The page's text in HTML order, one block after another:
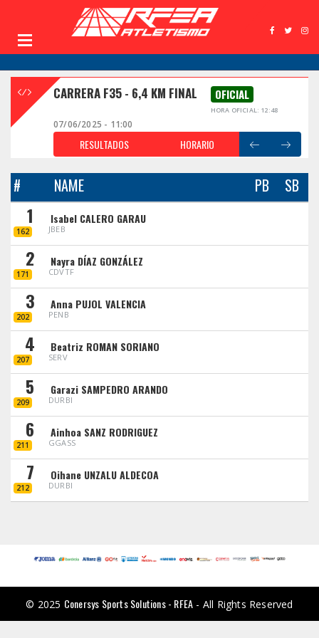
CARRERA F35 - 6,4 KM FINAL OFICIAL
HORA OFICIAL: 12:48
07/06/2025 - 11:00
RESULTADOS HORARIO
# NAME PB SB
1
162
Isabel CALERO GARAU
JBEB
2
171
Nayra DÍAZ GONZÁLEZ
CDVTF
3
202
Anna PUJOL VALENCIA
PENB
4
207
Beatriz ROMAN SORIANO
SERV
5
209
Garazi SAMPEDRO ARANDO
DURBI
6
211
Ainhoa SANZ RODRIGUEZ
GGASS
7
212
Oihane UNZALU ALDECOA
DURBI
© 2025 Conersys Sports Solutions - RFEA - All Rights Reserved